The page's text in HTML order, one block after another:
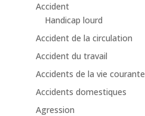
Accident
Handicap lourd
Accident de la circulation
Accident du travail
Accidents de la vie courante
Accidents domestiques
Agression